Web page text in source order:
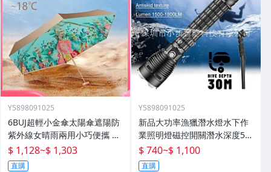
Y5898091025
6BUJ超輕小金傘太陽傘遮陽防
紫外線女晴雨兩用小巧便攜 五
折傘
$ 1,128~$ 1,303
直購
Y5898091025
新品大功率漁獵潛水燈水下作
業照明燈磁控開關潛水深度50
米高流明
$ 740~$ 1,100
直購